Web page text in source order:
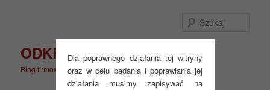
Dla poprawnego działania tej witryny
oraz w celu badania i poprawiania jej
działania musimy zapisywać na
ODKRYJ WIĘCEJ
Blog firmowy